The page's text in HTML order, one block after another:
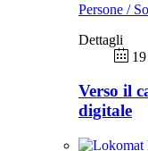
Persone /
Dettagli
Verso il
digitale